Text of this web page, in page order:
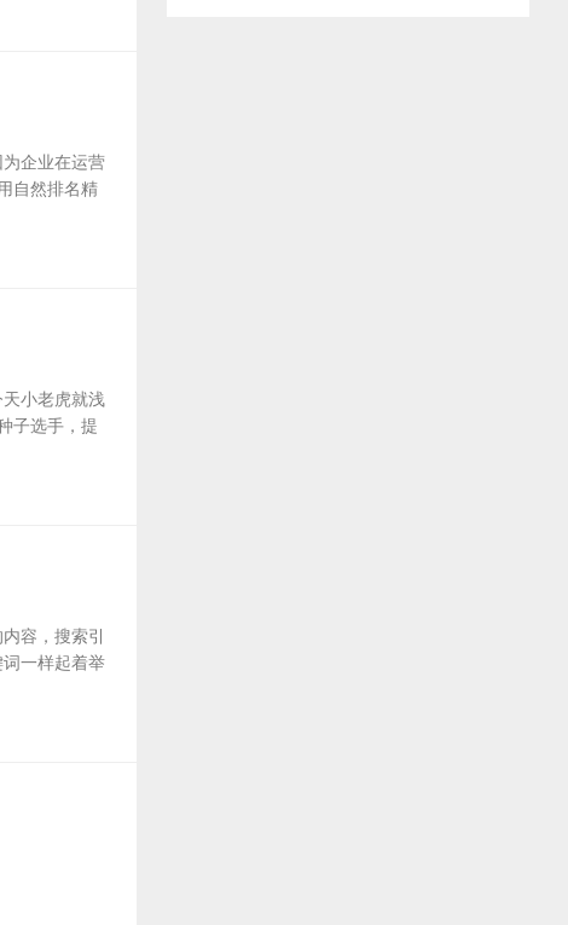
企业在运营
自然排名精
小老虎就浅
子选手，提
容，搜索引
一样起着举